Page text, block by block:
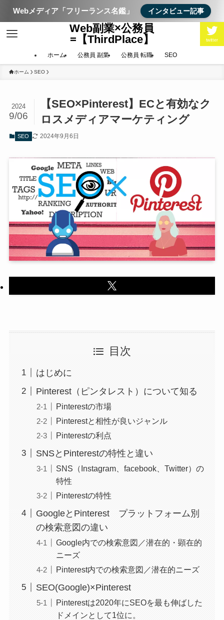
Webメディア「フリーランス名鑑」 インタビュー記事
Web副業×公務員
=【ThirdPlace】
twitter
ホーム 公務員 副業 公務員 転職 SEO
ホーム SEO
【SEO×Pinterest】ECと有効なク
ロスメディアマーケティング
2024
9/06
SEO 2024年9月6日
目次
はじめに
Pinterest（ピンタレスト）について知る
Pinterestの市場
Pinterestと相性が良いジャンル
Pinterestの利点
SNSとPinterestの特性と違い
SNS（Instagram、facebook、Twitter）の
特性
Pinterestの特性
GoogleとPinterest プラットフォーム別
の検索意図の違い
Google内での検索意図／潜在的・顕在的
ニーズ
Pinterest内での検索意図／潜在的ニーズ
SEO(Google)×Pinterest
Pinterestは2020年にSEOを最も伸ばした
ドメインとして1位に。